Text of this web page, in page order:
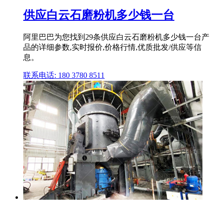
供应白云石磨粉机多少钱一台
阿里巴巴为您找到29条供应白云石磨粉机多少钱一台产
品的详细参数,实时报价,价格行情,优质批发/供应等信
息。
联系电话: 180 3780 8511